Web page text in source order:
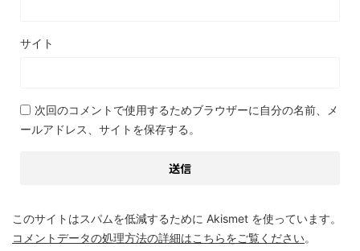
サイト
次回のコメントで使用するためブラウザーに自分の名前、メ
ールアドレス、サイトを保存する。
このサイトはスパムを低減するために Akismet を使っています。
コメントデータの処理方法の詳細はこちらをご覧ください。